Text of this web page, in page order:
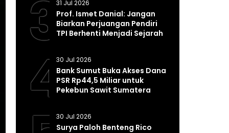
331 Jul 2026
Prof. Ismet Danial: Jangan
Biarkan Perjuangan Pendiri
TPI Berhenti Menjadi Sejarah
430 Jul 2026
Bank Sumut Buka Akses Dana
PSR Rp44,5 Miliar untuk
Pekebun Sawit Sumatera
30 Jul 2026
Surya Paloh Benteng Rico